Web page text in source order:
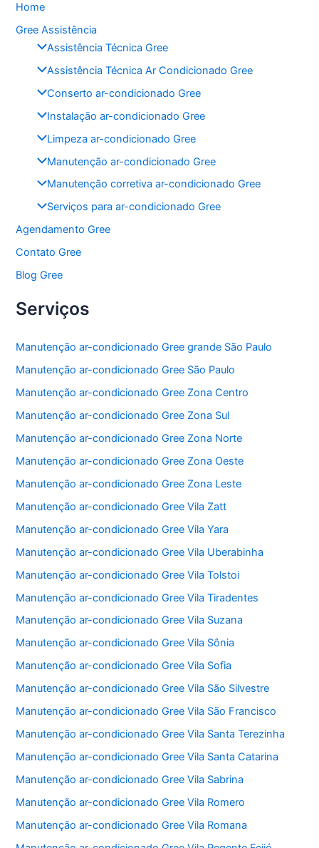
c
e
b
o
o
k
itt
er s
A
p
p
l
e
Home
Gree Assistência
Assistência Técnica Gree
Assistência Técnica Ar Condicionado Gree
Conserto ar-condicionado Gree
Instalação ar-condicionado Gree
Limpeza ar-condicionado Gree
Manutenção ar-condicionado Gree
Manutenção corretiva ar-condicionado Gree
Serviços para ar-condicionado Gree
Agendamento Gree
Contato Gree
Blog Gree
Serviços
Manutenção ar-condicionado Gree grande São Paulo
Manutenção ar-condicionado Gree São Paulo
Manutenção ar-condicionado Gree Zona Centro
Manutenção ar-condicionado Gree Zona Sul
Manutenção ar-condicionado Gree Zona Norte
Manutenção ar-condicionado Gree Zona Oeste
Manutenção ar-condicionado Gree Zona Leste
Manutenção ar-condicionado Gree Vila Zatt
Manutenção ar-condicionado Gree Vila Yara
Manutenção ar-condicionado Gree Vila Uberabinha
Manutenção ar-condicionado Gree Vila Tolstoi
Manutenção ar-condicionado Gree Vila Tiradentes
Manutenção ar-condicionado Gree Vila Suzana
Manutenção ar-condicionado Gree Vila Sônia
Manutenção ar-condicionado Gree Vila Sofia
Manutenção ar-condicionado Gree Vila São Silvestre
Manutenção ar-condicionado Gree Vila São Francisco
Manutenção ar-condicionado Gree Vila Santa Terezinha
Manutenção ar-condicionado Gree Vila Santa Catarina
Manutenção ar-condicionado Gree Vila Sabrina
Manutenção ar-condicionado Gree Vila Romero
Manutenção ar-condicionado Gree Vila Romana